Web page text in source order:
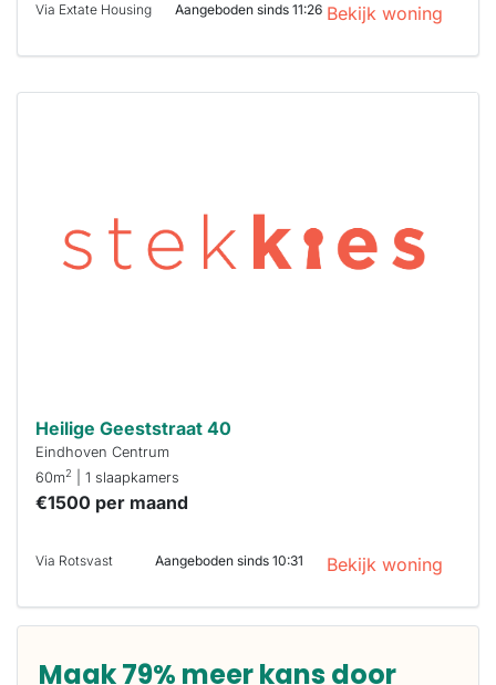
Via Extate Housing Aangeboden sinds 11:26 Bekijk woning
binnen 15
minuten
reageren.
Stekkies helpt
Heilige Geeststraat 40
Eindhoven Centrum
60m2 | 1 slaapkamers
€1500 per maand
Via Rotsvast Aangeboden sinds 10:31 Bekijk woning
Maak 79% meer kans door